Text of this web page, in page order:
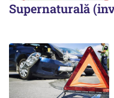
Supernaturală